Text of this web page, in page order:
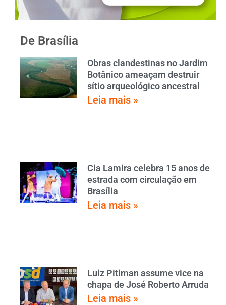
De Brasília
Obras clandestinas no Jardim
Botânico ameaçam destruir
sítio arqueológico ancestral
Leia mais »
Cia Lamira celebra 15 anos de
estrada com circulação em
Brasília
Leia mais »
Luiz Pitiman assume vice na
chapa de José Roberto Arruda
Leia mais »